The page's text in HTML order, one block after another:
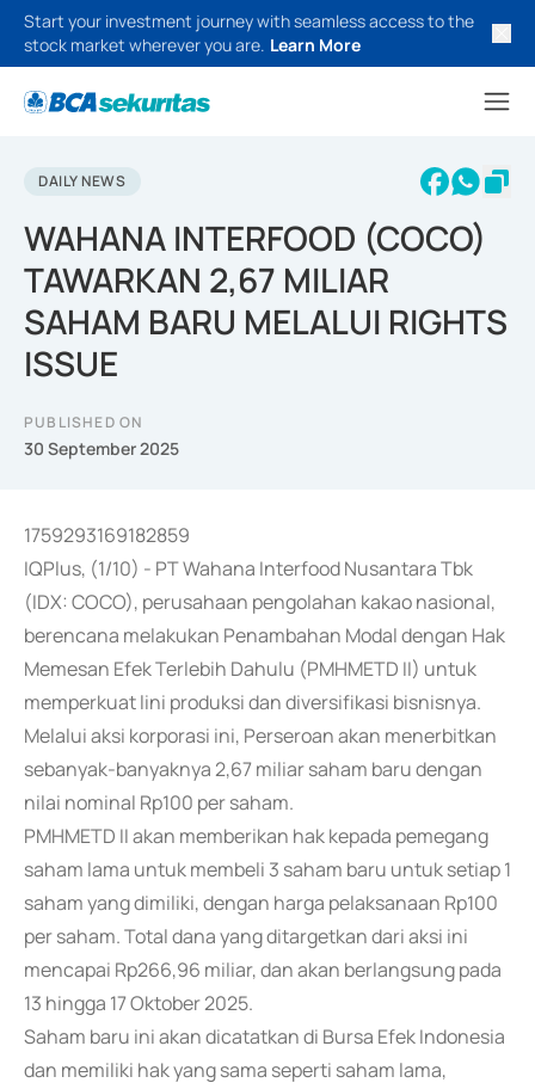
Start your investment journey with seamless access to the
stock market wherever you are. Learn More
DAILY NEWS
WAHANA INTERFOOD (COCO)
TAWARKAN 2,67 MILIAR
SAHAM BARU MELALUI RIGHTS
ISSUE
PUBLISHED ON
30 September 2025
1759293169182859
IQPlus, (1/10) - PT Wahana Interfood Nusantara Tbk
(IDX: COCO), perusahaan pengolahan kakao nasional,
berencana melakukan Penambahan Modal dengan Hak
Memesan Efek Terlebih Dahulu (PMHMETD II) untuk
memperkuat lini produksi dan diversifikasi bisnisnya.
Melalui aksi korporasi ini, Perseroan akan menerbitkan
sebanyak-banyaknya 2,67 miliar saham baru dengan
nilai nominal Rp100 per saham.
PMHMETD II akan memberikan hak kepada pemegang
saham lama untuk membeli 3 saham baru untuk setiap 1
saham yang dimiliki, dengan harga pelaksanaan Rp100
per saham. Total dana yang ditargetkan dari aksi ini
mencapai Rp266,96 miliar, dan akan berlangsung pada
13 hingga 17 Oktober 2025.
Saham baru ini akan dicatatkan di Bursa Efek Indonesia
dan memiliki hak yang sama seperti saham lama,